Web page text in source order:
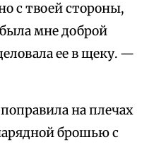
с твоей стороны,
мне доброй
ее в щеку. —
на плечах
брошью с